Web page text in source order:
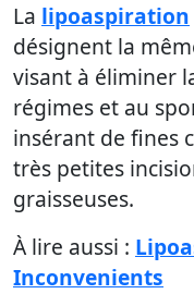
La lipoaspiration
désignent la
visant à éliminer
régimes et au
insérant de fines
très petites
graisseuses.
À lire aussi :
Inconvenients